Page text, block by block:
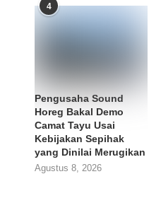
4
Pengusaha Sound
Horeg Bakal Demo
Camat Tayu Usai
Kebijakan Sepihak
yang Dinilai Merugikan
Agustus 8, 2026